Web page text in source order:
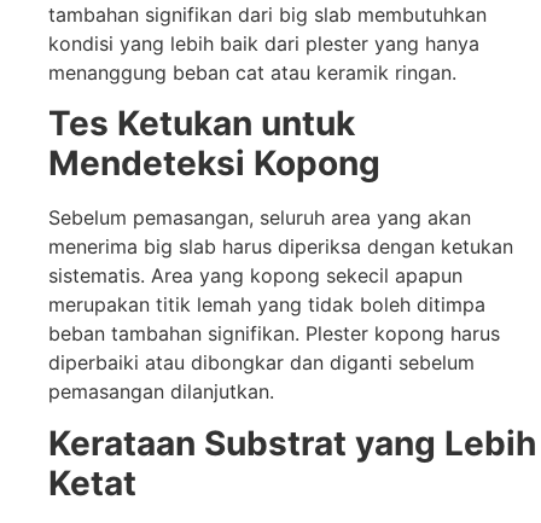
tambahan signifikan dari big slab membutuhkan
kondisi yang lebih baik dari plester yang hanya
menanggung beban cat atau keramik ringan.
Tes Ketukan untuk
Mendeteksi Kopong
Sebelum pemasangan, seluruh area yang akan
menerima big slab harus diperiksa dengan ketukan
sistematis. Area yang kopong sekecil apapun
merupakan titik lemah yang tidak boleh ditimpa
beban tambahan signifikan. Plester kopong harus
diperbaiki atau dibongkar dan diganti sebelum
pemasangan dilanjutkan.
Kerataan Substrat yang Lebih
Ketat